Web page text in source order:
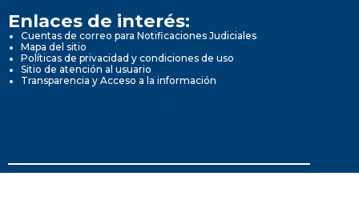
Enlaces de interés:
Cuentas de correo para Notificaciones Judiciales
Mapa del sitio
Políticas de privacidad y condiciones de uso
Sitio de atención al usuario
Transparencia y Acceso a la información